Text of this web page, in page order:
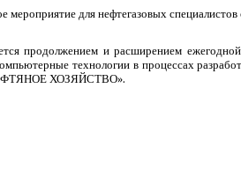
мероприятие для нефтегазовых
продолжением и расширением
технологии в процессах
ХОЗЯЙСТВО».